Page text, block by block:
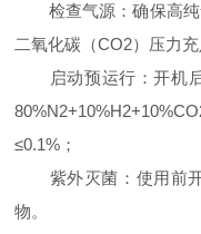
检查气源：确保高纯
二氧化碳（CO2）压力
启动预运行：开机后
≤0.1%；
紫外灭菌：使用前开
物。